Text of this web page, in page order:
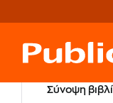
Σύνοψη